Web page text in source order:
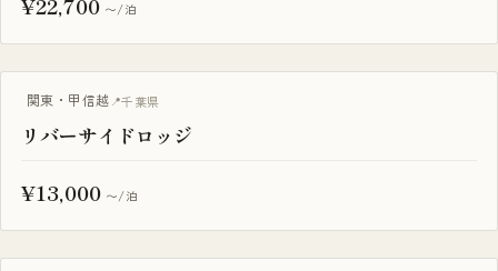
〜/泊
BBQ・焚き火
関東・甲信越 千葉県
リバーサイドロッジ
¥13,000 〜/泊